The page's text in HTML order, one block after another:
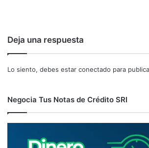
Deja una respuesta
Lo siento, debes estar conectado para
Negocia Tus Notas de Crédito SRI